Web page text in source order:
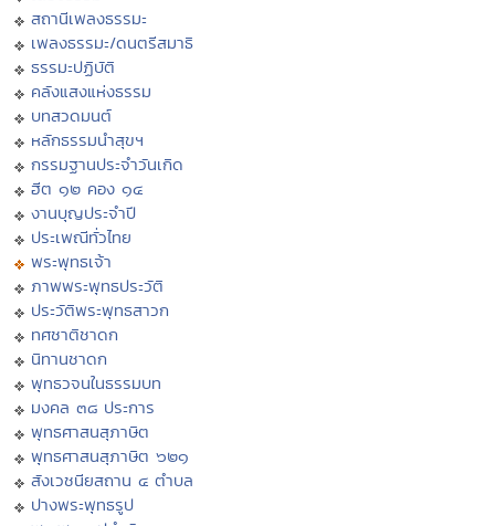
สถานีเพลงธรรมะ
เพลงธรรมะ/ดนตรีสมาธิ
ธรรมะปฏิบัติ
คลังแสงแห่งธรรม
บทสวดมนต์
หลักธรรมนำสุขฯ
กรรมฐานประจำวันเกิด
ฮีต ๑๒ คอง ๑๔
งานบุญประจำปี
ประเพณีทั่วไทย
พระพุทธเจ้า
ภาพพระพุทธประวัติ
ประวัติพระพุทธสาวก
ทศชาติชาดก
นิทานชาดก
พุทธวจนในธรรมบท
มงคล ๓๘ ประการ
พุทธศาสนสุภาษิต
พุทธศาสนสุภาษิต ๖๒๑
สังเวชนียสถาน ๔ ตำบล
ปางพระพุทธรูป